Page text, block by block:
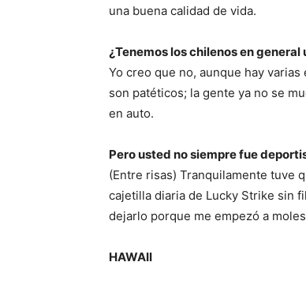
una buena calidad de vida.
¿Tenemos los chilenos en
Yo creo que no, aunque hay
son patéticos; la gente ya no se
en auto.
Pero usted no siempre fue
(Entre risas) Tranquilamente tuve
cajetilla diaria de Lucky Strike sin
dejarlo porque me empezó a
HAWAII